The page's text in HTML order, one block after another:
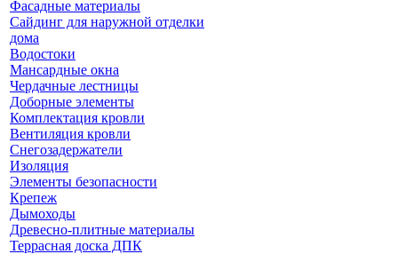
Фасадные материалы
Сайдинг для наружной отделки
дома
Водостоки
Мансардные окна
Чердачные лестницы
Доборные элементы
Комплектация кровли
Вентиляция кровли
Снегозадержатели
Изоляция
Элементы безопасности
Крепеж
Дымоходы
Древесно-плитные материалы
Террасная доска ДПК